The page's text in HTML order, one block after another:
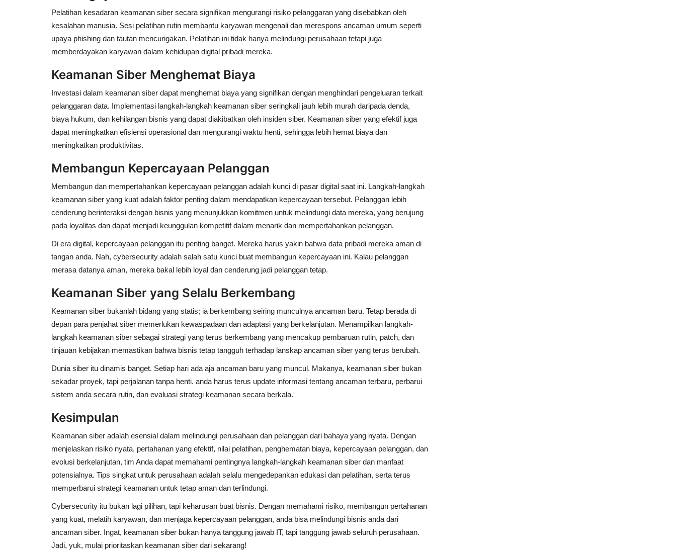
Pelatihan kesadaran keamanan siber secara signifikan mengurangi risiko pelanggaran yang disebabkan oleh
kesalahan manusia. Sesi pelatihan rutin membantu karyawan mengenali dan merespons ancaman umum seperti
upaya phishing dan tautan mencurigakan. Pelatihan ini tidak hanya melindungi perusahaan tetapi juga
memberdayakan karyawan dalam kehidupan digital pribadi mereka.
Keamanan Siber Menghemat Biaya
Investasi dalam keamanan siber dapat menghemat biaya yang signifikan dengan menghindari pengeluaran terkait
pelanggaran data. Implementasi langkah-langkah keamanan siber seringkali jauh lebih murah daripada denda,
biaya hukum, dan kehilangan bisnis yang dapat diakibatkan oleh insiden siber. Keamanan siber yang efektif juga
dapat meningkatkan efisiensi operasional dan mengurangi waktu henti, sehingga lebih hemat biaya dan
meningkatkan produktivitas.
Membangun Kepercayaan Pelanggan
Membangun dan mempertahankan kepercayaan pelanggan adalah kunci di pasar digital saat ini. Langkah-langkah
keamanan siber yang kuat adalah faktor penting dalam mendapatkan kepercayaan tersebut. Pelanggan lebih
cenderung berinteraksi dengan bisnis yang menunjukkan komitmen untuk melindungi data mereka, yang berujung
pada loyalitas dan dapat menjadi keunggulan kompetitif dalam menarik dan mempertahankan pelanggan.
Di era digital, kepercayaan pelanggan itu penting banget. Mereka harus yakin bahwa data pribadi mereka aman di
tangan anda. Nah, cybersecurity adalah salah satu kunci buat membangun kepercayaan ini. Kalau pelanggan
merasa datanya aman, mereka bakal lebih loyal dan cenderung jadi pelanggan tetap.
Keamanan Siber yang Selalu Berkembang
Keamanan siber bukanlah bidang yang statis; ia berkembang seiring munculnya ancaman baru. Tetap berada di
depan para penjahat siber memerlukan kewaspadaan dan adaptasi yang berkelanjutan. Menampilkan langkah-
langkah keamanan siber sebagai strategi yang terus berkembang yang mencakup pembaruan rutin, patch, dan
tinjauan kebijakan memastikan bahwa bisnis tetap tangguh terhadap lanskap ancaman siber yang terus berubah.
Dunia siber itu dinamis banget. Setiap hari ada aja ancaman baru yang muncul. Makanya, keamanan siber bukan
sekadar proyek, tapi perjalanan tanpa henti. anda harus terus update informasi tentang ancaman terbaru, perbarui
sistem anda secara rutin, dan evaluasi strategi keamanan secara berkala.
Kesimpulan
Keamanan siber adalah esensial dalam melindungi perusahaan dan pelanggan dari bahaya yang nyata. Dengan
menjelaskan risiko nyata, pertahanan yang efektif, nilai pelatihan, penghematan biaya, kepercayaan pelanggan, dan
evolusi berkelanjutan, tim Anda dapat memahami pentingnya langkah-langkah keamanan siber dan manfaat
potensialnya. Tips singkat untuk perusahaan adalah selalu mengedepankan edukasi dan pelatihan, serta terus
memperbarui strategi keamanan untuk tetap aman dan terlindungi.
Cybersecurity itu bukan lagi pilihan, tapi keharusan buat bisnis. Dengan memahami risiko, membangun pertahanan
yang kuat, melatih karyawan, dan menjaga kepercayaan pelanggan, anda bisa melindungi bisnis anda dari
ancaman siber. Ingat, keamanan siber bukan hanya tanggung jawab IT, tapi tanggung jawab seluruh perusahaan.
Jadi, yuk, mulai prioritaskan keamanan siber dari sekarang!